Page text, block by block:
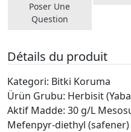
Poser Une
Question
Détails du produit
Kategori: Bitki Koruma
Ürün Grubu: Herbisit
Aktif Madde: 30 g/L
Mefenpyr-diethyl (safener)